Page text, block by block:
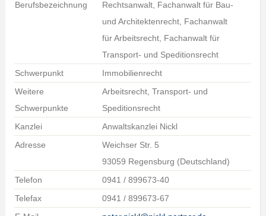
Berufsbezeichnung
Rechtsanwalt, Fachanwalt für Bau-
und Architektenrecht, Fachanwalt
für Arbeitsrecht, Fachanwalt für
Transport- und Speditionsrecht
Schwerpunkt
Immobilienrecht
Weitere
Schwerpunkte
Arbeitsrecht, Transport- und
Speditionsrecht
Kanzlei
Anwaltskanzlei Nickl
Adresse
Weichser Str. 5
93059 Regensburg (Deutschland)
Telefon
0941 / 899673-40
Telefax
0941 / 899673-67